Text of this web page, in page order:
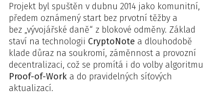
Projekt byl spuštěn v dubnu 2014 jako komunitní,
předem oznámený start bez prvotní těžby a
bez „vývojářské daně“ z blokové odměny. Základ
staví na technologii CryptoNote a dlouhodobě
klade důraz na soukromí, záměnnost a provozní
decentralizaci, což se promítá i do volby algoritmu
Proof-of-Work a do pravidelných síťových
aktualizací.